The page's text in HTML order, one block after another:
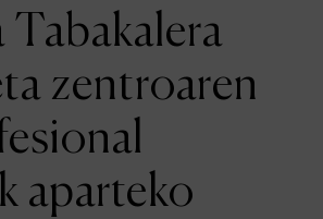
zentroaren
aparteko